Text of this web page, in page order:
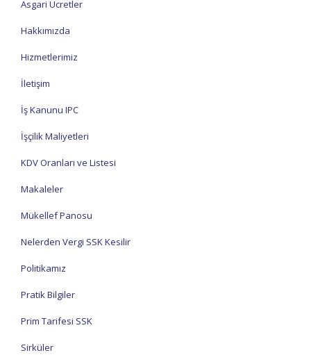
Asgari Ücretler
Hakkımızda
Hizmetlerimiz
İletişim
İş Kanunu IPC
İşçilik Maliyetleri
KDV Oranları ve Listesi
Makaleler
Mükellef Panosu
Nelerden Vergi SSK Kesilir
Politikamız
Pratik Bilgiler
Prim Tarifesi SSK
Sirküler